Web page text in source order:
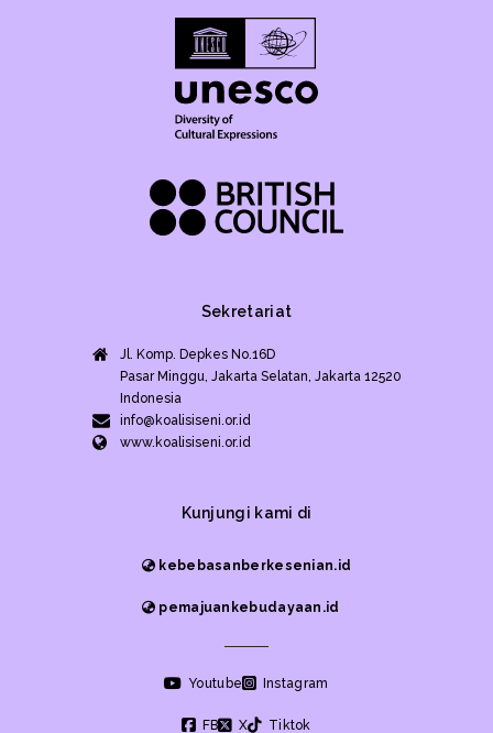
Sekretariat
Jl. Komp. Depkes No.16D
Pasar Minggu, Jakarta Selatan, Jakarta 12520
Indonesia
info@koalisiseni.or.id
www.koalisiseni.or.id
Kunjungi kami di
kebebasanberkesenian.id
pemajuankebudayaan.id
Youtube Instagram
FB X Tiktok